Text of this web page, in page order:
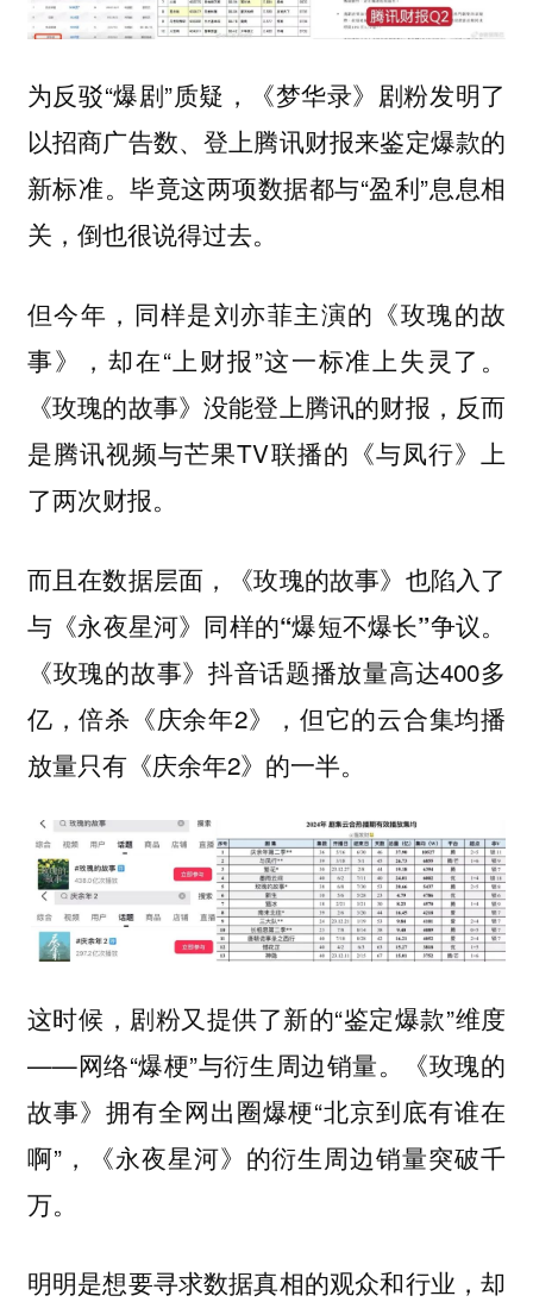
为反驳“爆剧”质疑，《梦华录》剧粉发明了
以招商广告数、登上腾讯财报来鉴定爆款的
新标准。毕竟这两项数据都与“盈利”息息相
关，倒也很说得过去。
但今年，同样是刘亦菲主演的《玫瑰的故
事》，却在“上财报”这一标准上失灵了。
《玫瑰的故事》没能登上腾讯的财报，反而
是腾讯视频与芒果TV联播的《与凤行》上
了两次财报。
而且在数据层面，《玫瑰的故事》也陷入了
与《永夜星河》同样的“爆短不爆长”争议。
《玫瑰的故事》抖音话题播放量高达400多
亿，倍杀《庆余年2》，但它的云合集均播
放量只有《庆余年2》的一半。
这时候，剧粉又提供了新的“鉴定爆款”维度
——网络“爆梗”与衍生周边销量。《玫瑰的
故事》拥有全网出圈爆梗“北京到底有谁在
啊”，《永夜星河》的衍生周边销量突破千
万。
明明是想要寻求数据真相的观众和行业，却